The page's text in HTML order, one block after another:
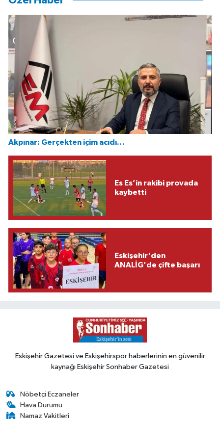
Akpınar: Gerçekten içim acıdı…
Es Es’in rakibi provada
kaybetti
Eskişehir'den
ANALİG'de çifte başarı
Eskişehir Gazetesi ve Eskişehirspor haberlerinin en güvenilir
kaynağı Eskişehir Sonhaber Gazetesi
Nöbetçi Eczaneler
Hava Durumu
Namaz Vakitleri